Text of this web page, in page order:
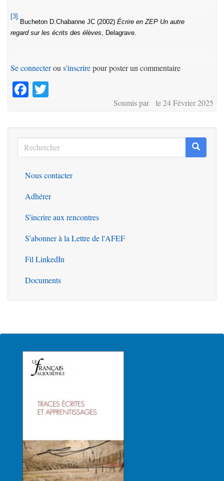
[3]
Bucheton D.Chabanne JC (2002) Écrire en ZEP Un autre
regard sur les écrits des élèves, Delagrave.
Se connecterou s'inscrirepour poster un commentaire
Facebook
Soumis par le 24 Février 2025
Rechercher
Rechercher
Outils
Nous contacter
Adhérer
S'incrire aux rencontres
S'abonner à la Lettre de l'AFEF
Fil LinkedIn
Documents